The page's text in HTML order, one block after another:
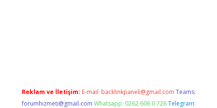
Reklam ve İletişim: E-mail: backlinkpaneli@gmail.com Teams:
forumhizmeti@gmail.com Whatsapp: 0262 606 0 726 Telegram: